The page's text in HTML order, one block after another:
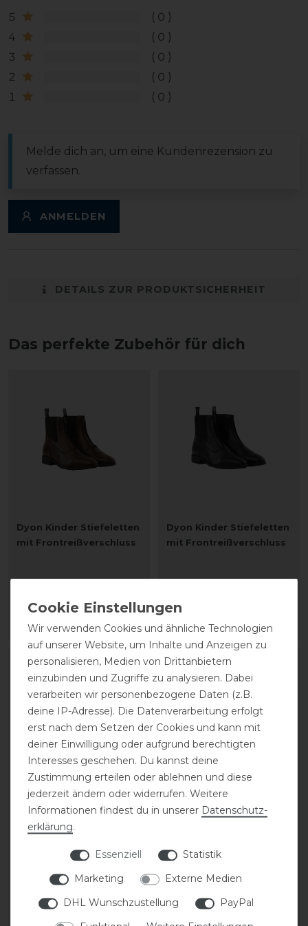
5
0
4
0
3
0
2
0
1
0
Melde dich an, um eine Kundenrezension zu
verfassen.
ANMELDEN
DETAILS ZUR PRODUKTSICHERHEIT
Das perfekte Zubehör für dich
Dyon Kinder Stiefeletten
mit Frontreißverschluss
Paar
ARTIKEL MERKEN
Dyon Kinder Stiefeletten
mit Frontreißverschluss
ARTIKEL MERKEN
Neu
-10%
Ariat Scout Stiefeletten
Kinder
statt 70,00 €
Paar
QHP Stiefelette Basic
39,95 € *
1 Paar
Wir verwenden Cookies und ähnliche Technologien
auf unserer Website, um Inhalte und Anzeigen zu
personalisieren, Medien von Drittanbietern
einzubinden und Zugriffe zu analysieren. Dabei
verarbeiten wir personenbezogene Daten (z.B.
deine IP-Adresse). Die Datenverarbeitung erfolgt
erst nach dem Setzen der Cookies und kann mit
deiner Einwilligung oder aufgrund berechtigten
Interesses geschehen. Du kannst deine
Zustimmung erteilen oder ablehnen und diese
jederzeit ändern oder widerrufen. Weitere
Informationen findest du in unserer Daten­schutz­
erklärung.
Essenziell
Statistik
Marketing
Externe Medien
DHL Wunschzustellung
PayPal